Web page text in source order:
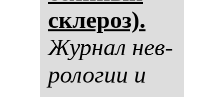
скле­роз).
Жур­нал нев­
ро­ло­гии и